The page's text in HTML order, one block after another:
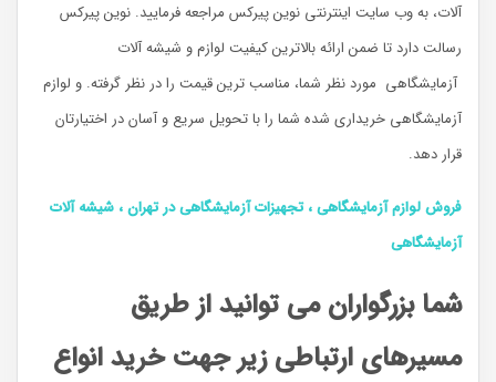
آلات، به وب سایت اینترنتی نوین پیرکس مراجعه فرمایید. نوین پیرکس
رسالت دارد تا ضمن ارائه بالاترین کیفیت لوازم و شیشه آلات
آزمایشگاهی مورد نظر شما، مناسب ترین قیمت را در نظر گرفته. و لوازم
آزمایشگاهی خریداری شده شما را با تحویل سریع و آسان در اختیارتان
قرار دهد.
فروش لوازم آزمایشگاهی ، تجهیزات آزمایشگاهی در تهران ، شیشه آلات
آزمایشگاهی
شما بزرگواران می توانید از طریق
مسیرهای ارتباطی زیر جهت خرید انواع